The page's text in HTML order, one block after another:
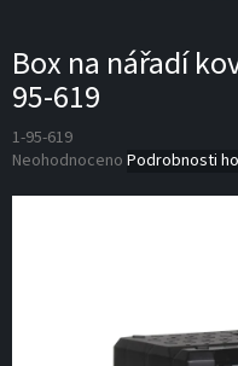
Box na nářadí
95-619
1-95-619
Průměrné
Neohodnoceno Podrobnosti